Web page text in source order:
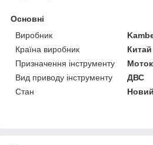
Основні
Виробник
Країна виробник
Китай
Призначення інструменту
Вид приводу інструменту
ДВС
Стан
Новий